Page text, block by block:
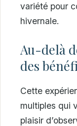
variété pour
hivernale.
Au-delà
des
Cette
multiples qui
plaisir